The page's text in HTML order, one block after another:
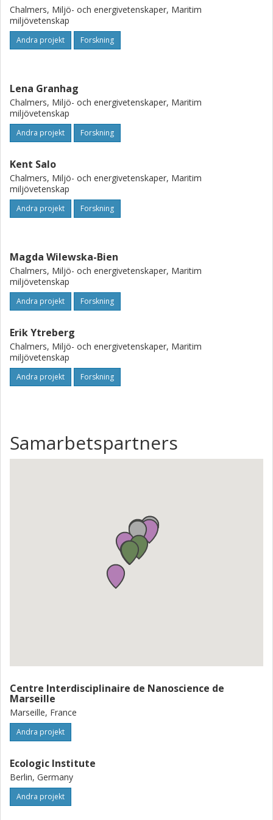
input of data, feedback and results of the project.
Chalmers, Miljö- och energivetenskaper, Maritim
miljövetenskap
Andra projekt Forskning
Lena Granhag
Chalmers, Miljö- och energivetenskaper, Maritim
miljövetenskap
Andra projekt Forskning
Kent Salo
Chalmers, Miljö- och energivetenskaper, Maritim
miljövetenskap
Andra projekt Forskning
Magda Wilewska-Bien
Chalmers, Miljö- och energivetenskaper, Maritim
miljövetenskap
Andra projekt Forskning
Erik Ytreberg
Chalmers, Miljö- och energivetenskaper, Maritim
miljövetenskap
Andra projekt Forskning
Samarbetspartners
Centre Interdisciplinaire de Nanoscience de
Marseille
Marseille, France
Andra projekt
Ecologic Institute
Berlin, Germany
Andra projekt